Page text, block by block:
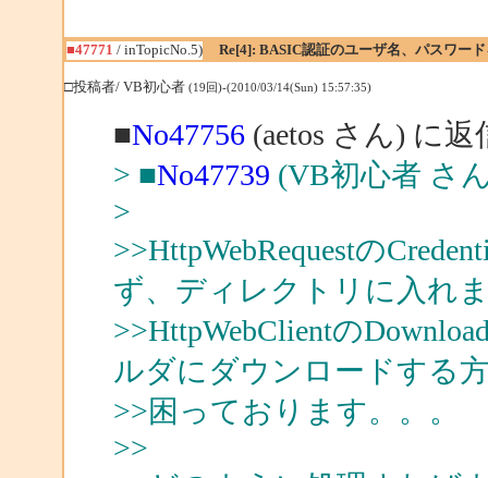
■47771 / inTopicNo.5) Re[4]: BASIC認証のユーザ名、パスワー
□投稿者/ VB初心者 (19回)-(2010/03/14(Sun) 15:57:35)
■No47756(aetos さん) に返
> ■No47739 (VB初心者 さ
>
>>HttpWebRequestの
ず、ディレクトリに入れ
>>HttpWebClientの
ルダにダウンロードする
>>困っております。。。
>>